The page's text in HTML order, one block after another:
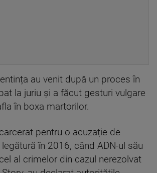
au venit după un proces în
la juriu și a făcut gesturi vulgare
în boxa martorilor.
pentru o acuzație de
în 2016, când ADN-ul său
al crimelor din cazul nerezolvat